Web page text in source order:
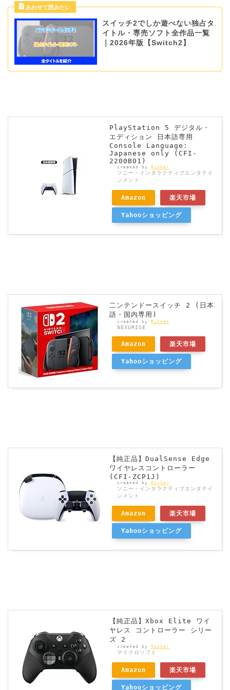
スイッチ2でしか遊べない独占タ
イトル・専売ソフト全作品一覧
｜2026年版【Switch2】
PlayStation 5 デジタル・
エディション 日本語専用
Console Language:
Japanese only (CFI-
2200B01)
created by Rinker
ソニー・インタラクティブエンタテイ
ンメント
Amazon 楽天市場
Yahooショッピング
二ンテンドースイッチ 2 (日本
語・国内専用)
created by Rinker
NEXURISE
Amazon 楽天市場
Yahooショッピング
【純正品】DualSense Edge
ワイヤレスコントローラー
(CFI-ZCP1J)
created by Rinker
ソニー・インタラクティブエンタテイ
ンメント
Amazon 楽天市場
Yahooショッピング
【純正品】Xbox Elite ワイ
ヤレス コントローラー シリー
ズ 2
created by Rinker
マイクロソフト
Amazon 楽天市場
Yahooショッピング